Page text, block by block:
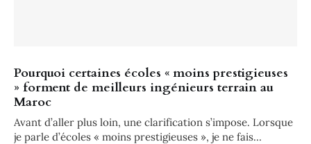
Pourquoi certaines écoles « moins prestigieuses
» forment de meilleurs ingénieurs terrain au
Maroc
Avant d’aller plus loin, une clarification s’impose. Lorsque
je parle d’écoles « moins prestigieuses », je ne fais